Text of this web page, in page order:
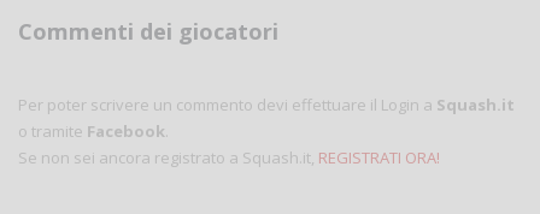
Commenti dei giocatori
Per poter scrivere un commento devi effettuare il Login a Squash.it
o tramite Facebook.
Se non sei ancora registrato a Squash.it, REGISTRATI ORA!